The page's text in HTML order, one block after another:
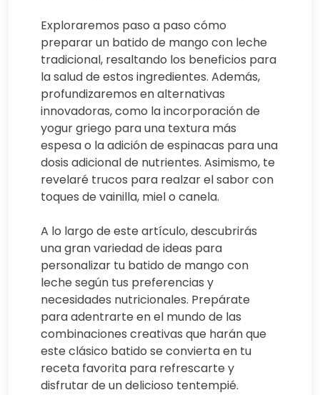
Exploraremos paso a paso cómo
preparar un batido de mango con leche
tradicional, resaltando los beneficios para
la salud de estos ingredientes. Además,
profundizaremos en alternativas
innovadoras, como la incorporación de
yogur griego para una textura más
espesa o la adición de espinacas para una
dosis adicional de nutrientes. Asimismo, te
revelaré trucos para realzar el sabor con
toques de vainilla, miel o canela.
A lo largo de este artículo, descubrirás
una gran variedad de ideas para
personalizar tu batido de mango con
leche según tus preferencias y
necesidades nutricionales. Prepárate
para adentrarte en el mundo de las
combinaciones creativas que harán que
este clásico batido se convierta en tu
receta favorita para refrescarte y
disfrutar de un delicioso tentempié.